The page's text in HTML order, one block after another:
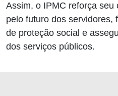
Assim, o IPMC reforça seu
pelo futuro dos servidores,
de proteção social e
dos serviços públicos.